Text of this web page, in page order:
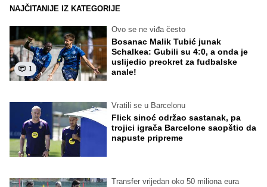
NAJČITANIJE IZ KATEGORIJE
1
Ovo se ne viđa često
Bosanac Malik Tubić junak
Schalkea: Gubili su 4:0, a onda je
uslijedio preokret za fudbalske
anale!
Vratili se u Barcelonu
Flick sinoć održao sastanak, pa
trojici igrača Barcelone saopštio da
napuste pripreme
Transfer vrijedan oko 50 miliona eura